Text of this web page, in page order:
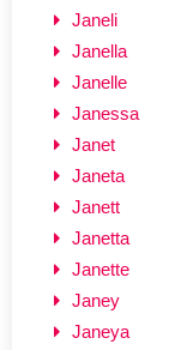
Janeli
Janella
Janelle
Janessa
Janet
Janeta
Janett
Janetta
Janette
Janey
Janeya